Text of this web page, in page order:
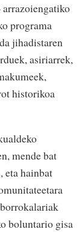
arrazoiengatiko
programa
jihadistaren
asiriarrek,
historikoa
mende bat
eta hainbat
boluntario gisa